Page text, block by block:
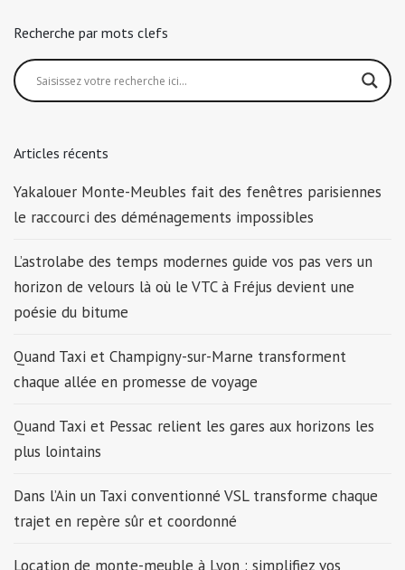
Recherche par mots clefs
Articles récents
Yakalouer Monte-Meubles fait des fenêtres parisiennes
le raccourci des déménagements impossibles
L’astrolabe des temps modernes guide vos pas vers un
horizon de velours là où le VTC à Fréjus devient une
poésie du bitume
Quand Taxi et Champigny-sur-Marne transforment
chaque allée en promesse de voyage
Quand Taxi et Pessac relient les gares aux horizons les
plus lointains
Dans l’Ain un Taxi conventionné VSL transforme chaque
trajet en repère sûr et coordonné
Location de monte-meuble à Lyon : simplifiez vos